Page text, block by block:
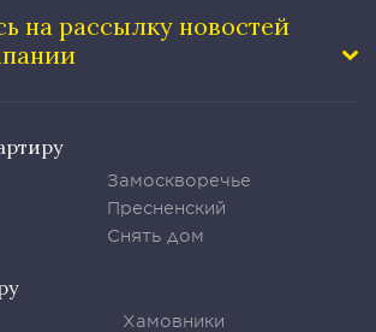
на рассылку новостей
Замоскворечье
Пресненский
Снять дом
Хамовники